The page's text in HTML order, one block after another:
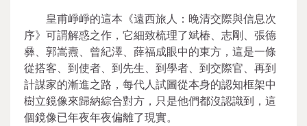
皇甫崢崢的這本《遠西旅人：晚清交際與信息次
序》可謂解惑之作，它細致梳理了斌椿、志剛、張德
彝、郭嵩燾、曾紀澤、薛福成眼中的東方，這是一條
從搭客、到使者、到先生、到學者、到交際官、再到
計謀家的漸進之路，每代人試圖從本身的認知框架中
樹立鏡像來歸納綜合對方，只是他們都沒認識到，這
個鏡像已年夜年夜偏離了現實。